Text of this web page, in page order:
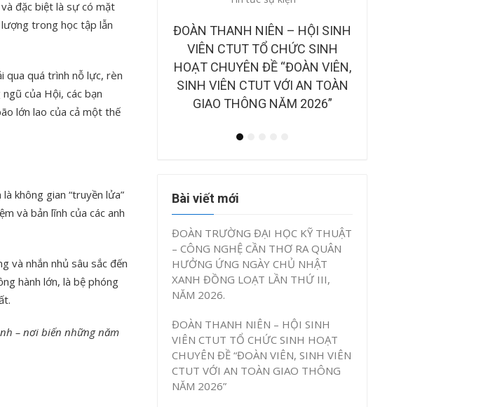
đặc biệt là sự có mặt
trong học tập lẫn
qua quá trình nỗ lực, rèn
của Hội, các bạn
lớn lao của cả một thế
không gian “truyền lửa”
và bản lĩnh của các anh
và nhắn nhủ sâu sắc đến
hành lớn, là bệ phóng
– nơi biến những năm
THANH NIÊN – HỘI SINH
CHUYÊN ĐỀ “ĐOÀN VIÊN,
SINH VIÊN CTUT VỚI AN TOÀN
GIAO THÔNG NĂM 2026”
CÔNG BỐ BAN GIÁM KHẢO TẠI
CHUNG KẾT CUỘC THI “Ý
TƯỞNG KHỞI NGHIỆP, ĐỔI MỚI
SÁNG TẠO CTUT STARTUP LẦN
IV, NĂM 2026”
Bài viết mới
ĐOÀN TRƯỜNG ĐẠI HỌC KỸ THUẬT
– CÔNG NGHỆ CẦN THƠ RA QUÂN
HƯỞNG ỨNG NGÀY CHỦ NHẬT
XANH ĐỒNG LOẠT LẦN THỨ III,
NĂM 2026.
ĐOÀN THANH NIÊN – HỘI SINH
VIÊN CTUT TỔ CHỨC SINH HOẠT
CHUYÊN ĐỀ “ĐOÀN VIÊN, SINH VIÊN
CTUT VỚI AN TOÀN GIAO THÔNG
NĂM 2026”